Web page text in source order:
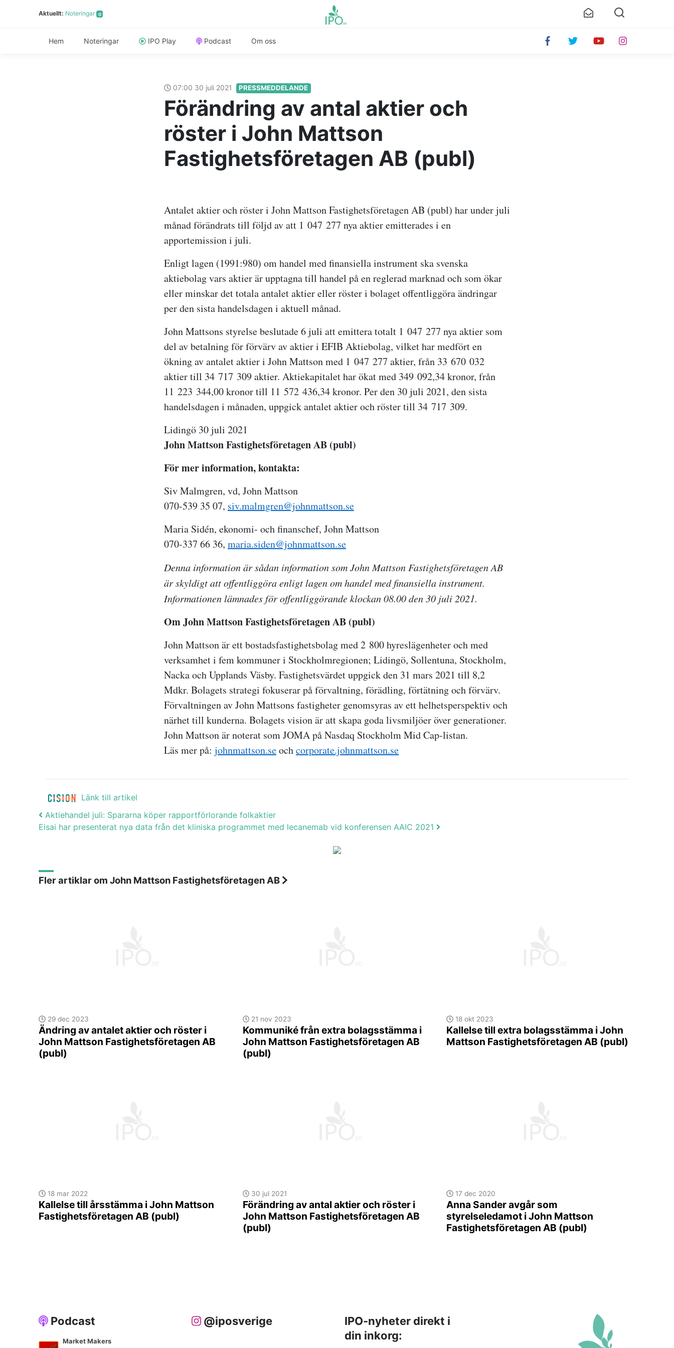
Aktuellt: Noteringar 0
Hem Noteringar IPO Play Podcast Om oss
07:00 30 juli 2021 PRESSMEDDELANDE
Förändring av antal aktier och
röster i John Mattson
Fastighetsföretagen AB (publ)
Antalet aktier och röster i John Mattson Fastighetsföretagen AB (publ) har under juli
månad förändrats till följd av att 1 047 277 nya aktier emitterades i en
apportemission i juli.
Enligt lagen (1991:980) om handel med finansiella instrument ska svenska
aktiebolag vars aktier är upptagna till handel på en reglerad marknad och som ökar
eller minskar det totala antalet aktier eller röster i bolaget offentliggöra ändringar
per den sista handelsdagen i aktuell månad.
John Mattsons styrelse beslutade 6 juli att emittera totalt 1 047 277 nya aktier som
del av betalning för förvärv av aktier i EFIB Aktiebolag, vilket har medfört en
ökning av antalet aktier i John Mattson med 1 047 277 aktier, från 33 670 032
aktier till 34 717 309 aktier. Aktiekapitalet har ökat med 349 092,34 kronor, från
11 223 344,00 kronor till 11 572 436,34 kronor. Per den 30 juli 2021, den sista
handelsdagen i månaden, uppgick antalet aktier och röster till 34 717 309.
Lidingö 30 juli 2021
John Mattson Fastighetsföretagen AB (publ)
För mer information, kontakta:
Siv Malmgren, vd, John Mattson
070-539 35 07, siv.malmgren@johnmattson.se
Maria Sidén, ekonomi- och finanschef, John Mattson
070-337 66 36, maria.siden@johnmattson.se
Denna information är sådan information som John Mattson Fastighetsföretagen AB
är skyldigt att offentliggöra enligt lagen om handel med finansiella instrument.
Informationen lämnades för offentliggörande klockan 08.00 den 30 juli 2021.
Om John Mattson Fastighetsföretagen AB (publ)
John Mattson är ett bostadsfastighetsbolag med 2 800 hyreslägenheter och med
verksamhet i fem kommuner i Stockholmregionen; Lidingö, Sollentuna, Stockholm,
Nacka och Upplands Väsby. Fastighetsvärdet uppgick den 31 mars 2021 till 8,2
Mdkr. Bolagets strategi fokuserar på förvaltning, förädling, förtätning och förvärv.
Förvaltningen av John Mattsons fastigheter genomsyras av ett helhetsperspektiv och
närhet till kunderna. Bolagets vision är att skapa goda livsmiljöer över generationer.
John Mattson är noterat som JOMA på Nasdaq Stockholm Mid Cap-listan.
Läs mer på: johnmattson.seochcorporate.johnmattson.se
Länk till artikel
Post navigation
Aktiehandel juli: Spararna köper rapportförlorande folkaktier
Eisai har presenterat nya data från det kliniska programmet med lecanemab vid konferensen AAIC 2021
Fler artiklar om John Mattson Fastighetsföretagen AB
29 dec 2023
Ändring av antalet aktier och röster i
John Mattson Fastighetsföretagen AB
(publ)
21 nov 2023
Kommuniké från extra bolagsstämma i
John Mattson Fastighetsföretagen AB
(publ)
18 okt 2023
Kallelse till extra bolagsstämma i John
Mattson Fastighetsföretagen AB (publ)
18 mar 2022
Kallelse till årsstämma i John Mattson
Fastighetsföretagen AB (publ)
30 jul 2021
Förändring av antal aktier och röster i
John Mattson Fastighetsföretagen AB
(publ)
17 dec 2020
Anna Sander avgår som
styrelseledamot i John Mattson
Fastighetsföretagen AB (publ)
Podcast
Market Makers
@iposverige
IPO-nyheter direkt i
din inkorg: